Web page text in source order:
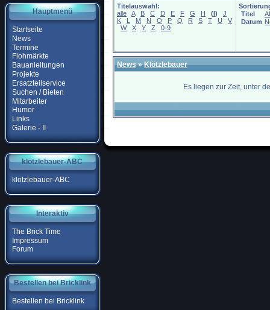
Hauptmenü
Startseite
News
Termine
Flohmärkte
Bauanleitungen
Projekte
Ersatzteilservice
Suchen / Bieten
Mitarbeiter
Humor
Links
Galerie - II
klötzlebauer-ABC
klötzlebauer-ABC
Interaktiv
The Brick Time
Impressum
Forum
Bestellen bei Bricklink
Bestellen bei Bricklink
Titelauswahl:
alle
A B C D E F G H (I)
J
K
L M N O P Q R S T U
V
W
X Y Z 0-9
Titel
Datum
News»Klötzlebauer
Es liegen zur Zeit, unter